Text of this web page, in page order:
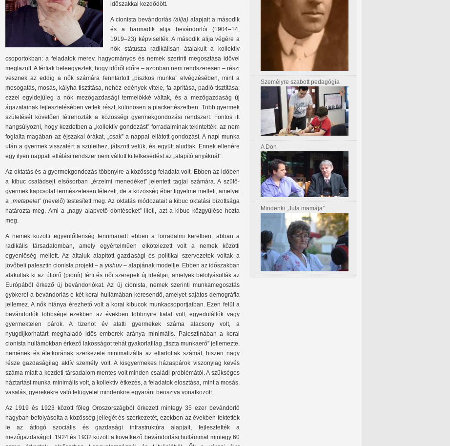
időszakkal kezdődött.
A cionista bevándorlás (alija) alapjait a második
és a harmadik alija bevándorlói (1904–14,
1919–23) képviselték. A második alija végére a
nők státusza radikálisan átalakult a kollektív
csoportokban: a feladatok merev, hagyományos és nemek szerinti megosztása idővel
meglazult. A férfiak beleegyeztek, hogy időről időre – azonban nem rendszeresen – részt
vesznek az eddig a nők számára fenntartott „piszkos munka” elvégzésében, mint a
mosogatás, mosás, kályha tisztítása, nehéz edények vitele, fa aprítása, padló tisztítása;
ezzel egyidejűleg a nők mezőgazdasági termelőkké váltak, és a mezőgazdaság új
ágazatainak fejlesztetésében vettek részt, különösen a piackertészetben. Több gyermek
születését követően létrehozták a közösségi gyermekgondozási rendszert. Fontos itt
hangsúlyozni, hogy kezdetben a „kollektív gondozást” forradalminak tekintették, az nem
foglalta magában az éjszakai órákat, „csak” a nappal ellátott gondozást. A napi munka
után a gyermek visszatért a szüleihez, játszott velük, és együtt aludtak. Ennek ellenére
egy ilyen nappali ellátási rendszer nem váltott ki lelkesedést az „alapító anyáknál”.
Az oktatás és a gyermekgondozás többnyire a közösség feladata volt. Ebben az időben
a kibuc családsejt elsősorban „érzelmi menedéket” jelentett tagjai számára. A szülő-
gyermek kapcsolat természetesen létezett, de a közösség éber figyelme mellett, amelyet
a „metapelet”(nevelő) testesített meg. Az oktatás módozatait a kibuc oktatási bizottsága
határozta meg. Ami a „nagy alapvető döntéseket” illeti, azt a kibuc közgyűlése hozta
meg.
A nemek közötti egyenlőtlenség fennmaradt ebben a forradalmi keretben, abban a
radikális társadalomban, amely egyértelműen elkötelezett volt a nemek közötti
egyenlőség mellett. Az általuk alapított gazdasági és politikai szervezetek voltak a
jövőbeli palesztin cionista projekt – a yishuv– alapjának modellje. Ebben az időszakban
alakultak ki az úttörő (pionír) férfi és női szerepek új ideáljai, amelyek befolyásolták az
Európából érkező új bevándorlókat. Az új cionista, nemek szerinti munkamegosztás
gyökerei a bevándorlás e két korai hullámában keresendő, amelyet sajátos demográfia
jellemez. A nők hiánya érezhető volt a korai kibucok munkacsoportjaiban. Ezen felül a
bevándorlók többsége ezekben az években többnyire fiatal volt, egyedülállók vagy
gyermektelen párok. A tizenöt év alatti gyermekek száma alacsony volt, a
nyugdíjkorhatárt meghaladó idős emberek aránya minimális. Palesztinában a korai
cionista hullámokban érkező lakosságot tehát gyakorlatilag „tiszta munkaerő” jellemezte,
nemének és életkorának szerkezete minimalizálta az eltartottak számát, hiszen nagy
része gazdaságilag aktív személy volt. A kisgyermekes házaspárok viszonylag kevés
száma miatt a kezdeti társadalom mentes volt minden családi problémától. A szükséges
háztartási munka minimális volt, a kollektív étkezés, a feladatok elosztása, mint a mosás,
vasalás, gyerekekre való felügyelet mindenkire egyaránt beosztva vonatkozott.
Az 1919 és 1923 között főleg Oroszországból érkezett mintegy 35 ezer bevándorló
nagyban befolyásolta a közösség jellegét és szerkezetét, ezekben az években fektették
le az átfogó szociális és gazdasági infrastruktúra alapjait, fejlesztették a
mezőgazdaságot. 1924 és 1932 között a következő bevándorlási hullámmal mintegy 60
Személyre szabott pedagógia
A Don
Mindenki „Jula mamája”